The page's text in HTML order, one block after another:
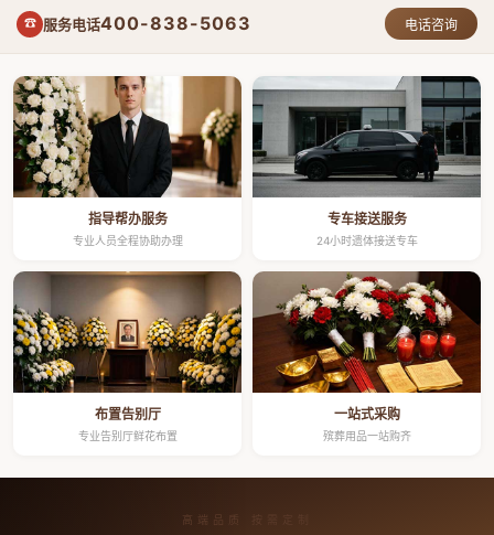
☎ 服务电话400-838-5063 电话咨询
指导帮办服务
专业人员全程协助办理
专车接送服务
24小时遗体接送专车
布置告别厅
专业告别厅鲜花布置
一站式采购
殡葬用品一站购齐
高端品质 按需定制